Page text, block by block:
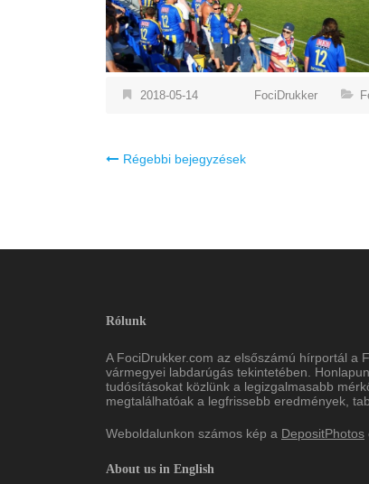
2018-05-14 FociDrukker
Bejegyzés
Régebbi bejegyzések
Rólunk
A FociDrukker.com az elsőszámú hírportál a
vármegyei labdarúgás tekintetében.
tudósításokat közlünk a legizgalmasabb
megtalálhatóak a legfrissebb eredmények,
Weboldalunkon számos kép a DepositPhotos
About us in English